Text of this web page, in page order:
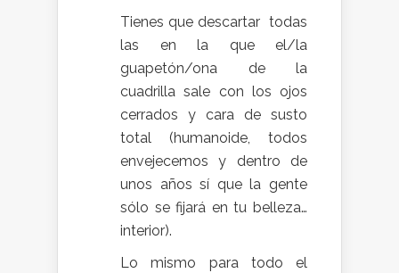
Tienes que descartar todas
las en la que el/la
guapetón/ona de la
cuadrilla sale con los ojos
cerrados y cara de susto
total (humanoide, todos
envejecemos y dentro de
unos años sí que la gente
sólo se fijará en tu belleza…
interior).
Lo mismo para todo el